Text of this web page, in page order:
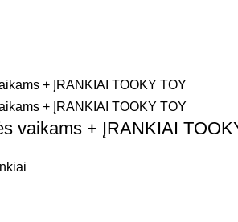
vaikams + ĮRANKIAI